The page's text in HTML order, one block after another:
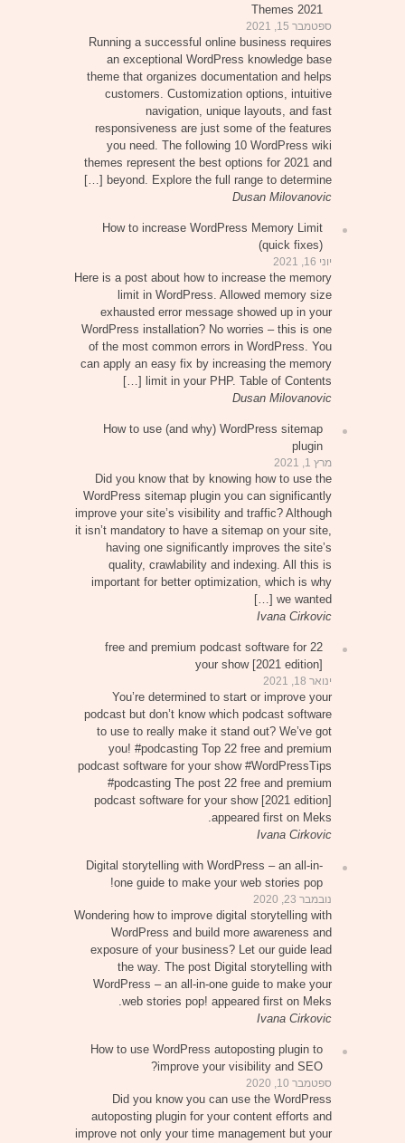
Themes 2021
ספטמבר 15, 2021
Running a successful online business requires
an exceptional WordPress knowledge base
theme that organizes documentation and helps
customers. Customization options, intuitive
navigation, unique layouts, and fast
responsiveness are just some of the features
you need. The following 10 WordPress wiki
themes represent the best options for 2021 and
beyond. Explore the full range to determine […]
Dusan Milovanovic
How to increase WordPress Memory Limit
(quick fixes)
יוני 16, 2021
Here is a post about how to increase the memory
limit in WordPress. Allowed memory size
exhausted error message showed up in your
WordPress installation? No worries – this is one
of the most common errors in WordPress. You
can apply an easy fix by increasing the memory
limit in your PHP. Table of Contents […]
Dusan Milovanovic
How to use (and why) WordPress sitemap
plugin
מרץ 1, 2021
Did you know that by knowing how to use the
WordPress sitemap plugin you can significantly
improve your site’s visibility and traffic? Although
it isn’t mandatory to have a sitemap on your site,
having one significantly improves the site’s
quality, crawlability and indexing. All this is
important for better optimization, which is why
we wanted […]
Ivana Cirkovic
22 free and premium podcast software for
your show [2021 edition]
ינואר 18, 2021
You’re determined to start or improve your
podcast but don’t know which podcast software
to use to really make it stand out? We’ve got
you! #podcasting Top 22 free and premium
podcast software for your show #WordPressTips
#podcasting The post 22 free and premium
podcast software for your show [2021 edition]
appeared first on Meks.
Ivana Cirkovic
Digital storytelling with WordPress – an all-in-
one guide to make your web stories pop!
נובמבר 23, 2020
Wondering how to improve digital storytelling with
WordPress and build more awareness and
exposure of your business? Let our guide lead
the way. The post Digital storytelling with
WordPress – an all-in-one guide to make your
web stories pop! appeared first on Meks.
Ivana Cirkovic
How to use WordPress autoposting plugin to
improve your visibility and SEO?
ספטמבר 10, 2020
Did you know you can use the WordPress
autoposting plugin for your content efforts and
improve not only your time management but your